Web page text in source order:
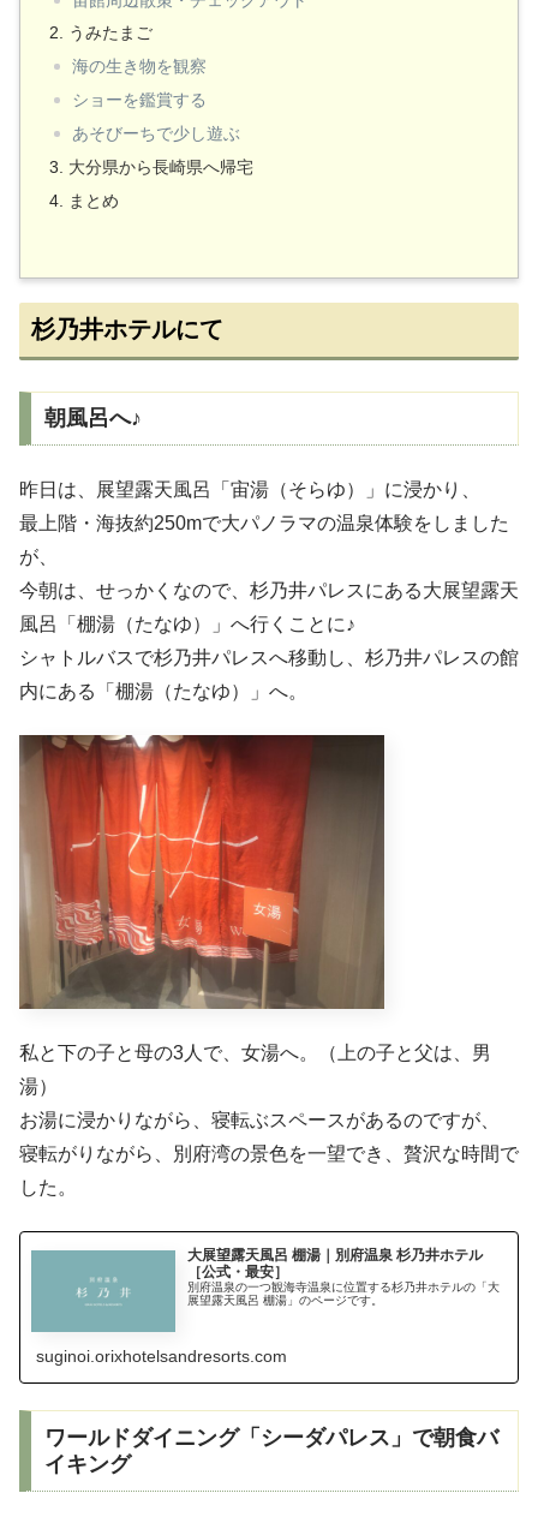
うみたまご
海の生き物を観察
ショーを鑑賞する
あそびーちで少し遊ぶ
大分県から長崎県へ帰宅
まとめ
杉乃井ホテルにて
朝風呂へ♪
昨日は、展望露天風呂「宙湯（そらゆ）」に浸かり、
最上階・海抜約250mで大パノラマの温泉体験をしました
が、
今朝は、せっかくなので、杉乃井パレスにある大展望露天
風呂「棚湯（たなゆ）」へ行くことに♪
シャトルバスで杉乃井パレスへ移動し、杉乃井パレスの館
内にある「棚湯（たなゆ）」へ。
私と下の子と母の3人で、女湯へ。（上の子と父は、男
湯）
お湯に浸かりながら、寝転ぶスペースがあるのですが、
寝転がりながら、別府湾の景色を一望でき、贅沢な時間で
した。
大展望露天風呂 棚湯｜別府温泉 杉乃井ホテル
［公式・最安］
別府温泉の一つ観海寺温泉に位置する杉乃井ホテルの「大
展望露天風呂 棚湯」のページです。
suginoi.orixhotelsandresorts.com
ワールドダイニング「シーダパレス」で朝食バ
イキング